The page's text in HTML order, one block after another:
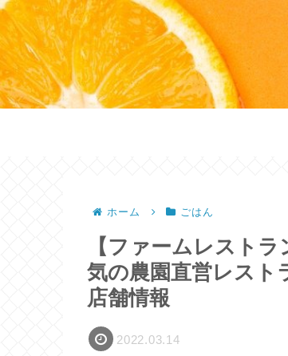
ホーム ごはん
【ファームレスト
気の農園直営レスト
店舗情報
2022.03.14